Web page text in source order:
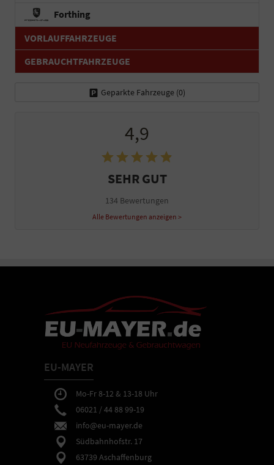
Forthing
VORLAUFFAHRZEUGE
GEBRAUCHTFAHRZEUGE
Geparkte Fahrzeuge (0)
4,9
SEHR GUT
134 Bewertungen
Alle Bewertungen anzeigen >
EU-MAYER
Mo-Fr 8-12 & 13-18 Uhr
06021 / 44 88 99-19
info@eu-mayer.de
Südbahnhofstr. 17
63739 Aschaffenburg